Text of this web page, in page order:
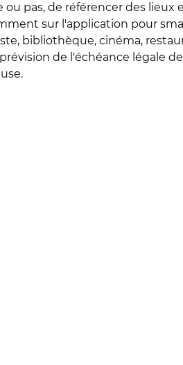
pas, de référencer des lieux
sur l'application pour
bibliothèque, cinéma,
de l'échéance légale de